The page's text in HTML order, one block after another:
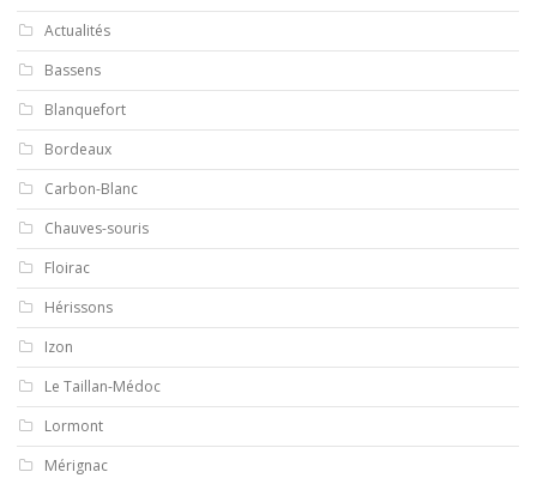
Actualités
Bassens
Blanquefort
Bordeaux
Carbon-Blanc
Chauves-souris
Floirac
Hérissons
Izon
Le Taillan-Médoc
Lormont
Mérignac